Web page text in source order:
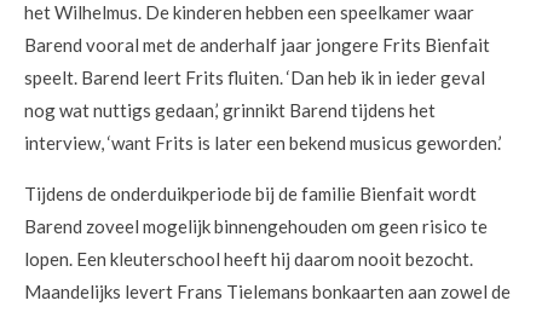
het Wilhelmus. De kinderen hebben een speelkamer waar
Barend vooral met de anderhalf jaar jongere Frits Bienfait
speelt. Barend leert Frits fluiten. ‘Dan heb ik in ieder geval
nog wat nuttigs gedaan,’ grinnikt Barend tijdens het
interview, ‘want Frits is later een bekend musicus geworden.’
Tijdens de onderduikperiode bij de familie Bienfait wordt
Barend zoveel mogelijk binnengehouden om geen risico te
lopen. Een kleuterschool heeft hij daarom nooit bezocht.
Maandelijks levert Frans Tielemans bonkaarten aan zowel de